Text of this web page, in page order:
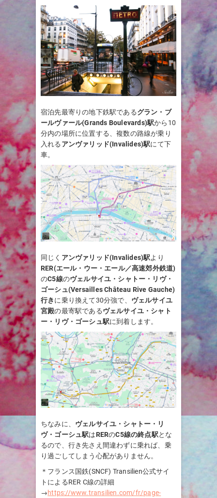
宿泊先最寄りの地下鉄駅であるグラン・ブ
ールヴァール(Grands Boulevards)駅から10
分内の場所に位置する、複数の路線が乗り
入れる アンヴァリッド(Invalides)駅にて下
車。
同じく アンヴァリッド(Invalides)駅より
RER(エール・ウー・エール／高速郊外鉄道)
のC5線のヴェルサイユ・シャトー・リヴ・
ゴーシュ(Versailles Château Rive Gauche)
行きに乗り換えて30分強で、 ヴェルサイユ
宮殿の最寄駅であるヴェルサイユ・シャト
ー・リヴ・ゴーシュ駅に到着します。
ちなみに、 ヴェルサイユ・シャトー・リ
ヴ・ゴーシュ駅はRERのC5線の終点駅とな
るので、行き先さえ間違わずに乗れば、乗
り過ごしてしまう心配がありません。
＊フランス国鉄(SNCF) Transilien公式サイ
トによるRER C線の詳細
→https://www.transilien.com/fr/page-